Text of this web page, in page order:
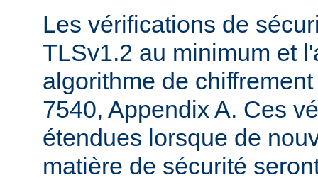
Les vérifications de
TLSv1.2 au minimum et
algorithme de
7540, Appendix A. Ces
étendues lorsque de
matière de sécurité